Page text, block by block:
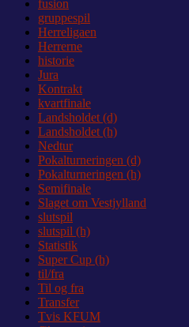
fusion
gruppespil
Herreligaen
Herrerne
historie
Jura
Kontrakt
kvartfinale
Landsholdet (d)
Landsholdet (h)
Nedtur
Pokalturneringen (d)
Pokalturneringen (h)
Semifinale
Slaget om Vestjylland
slutspil
slutspil (h)
Statistik
Super Cup (h)
til/fra
Til og fra
Transfer
Tvis KFUM